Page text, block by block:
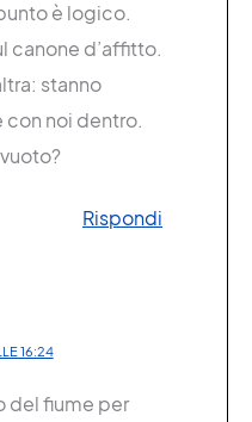
è logico.
canone d’affitto.
stanno
con noi dentro.
Rispondi
16:24
del fiume per